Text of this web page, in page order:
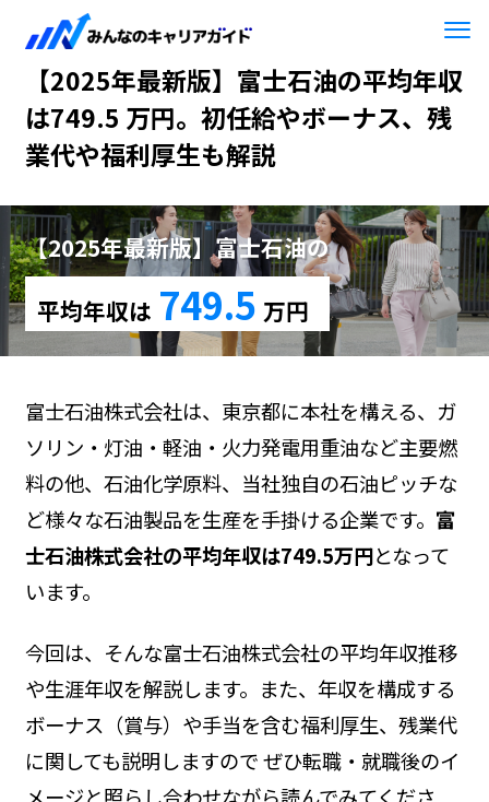
HOME 【2025年最新版】富士石油
【2025年最新版】富士石油の平均年収
は749.5 万円。初任給やボーナス、残
業代や福利厚生も解説
【2025年最新版】富士石油の
平均年収は 749.5 万円
富士石油株式会社は、東京都に本社を構える、ガ
ソリン・灯油・軽油・火力発電用重油など主要燃
料の他、石油化学原料、当社独自の石油ピッチな
ど様々な石油製品を生産を手掛ける企業です。 富
士石油株式会社の平均年収は749.5万円となって
います。
今回は、そんな富士石油株式会社の平均年収推移
や生涯年収を解説します。また、年収を構成する
ボーナス（賞与）や手当を含む福利厚生、残業代
に関しても説明しますので ぜひ転職・就職後のイ